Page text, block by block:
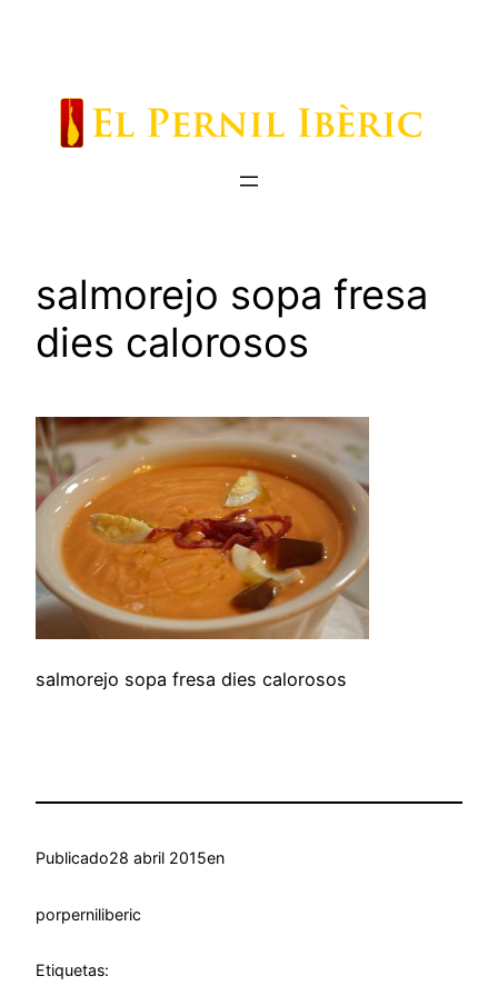
salmorejo sopa fresa
dies calorosos
salmorejo sopa fresa dies calorosos
Publicado28 abril 2015en
porperniliberic
Etiquetas: